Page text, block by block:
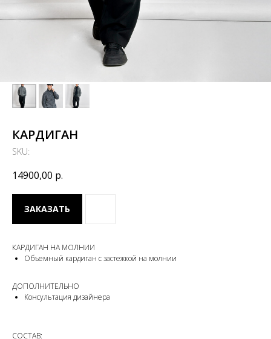
КАРДИГАН
SKU:
14900,00 р.
ЗАКАЗАТЬ
КАРДИГАН НА МОЛНИИ
Объемный кардиган с застежкой на молнии
ДОПОЛНИТЕЛЬНО
Консультация дизайнера
СОСТАВ: